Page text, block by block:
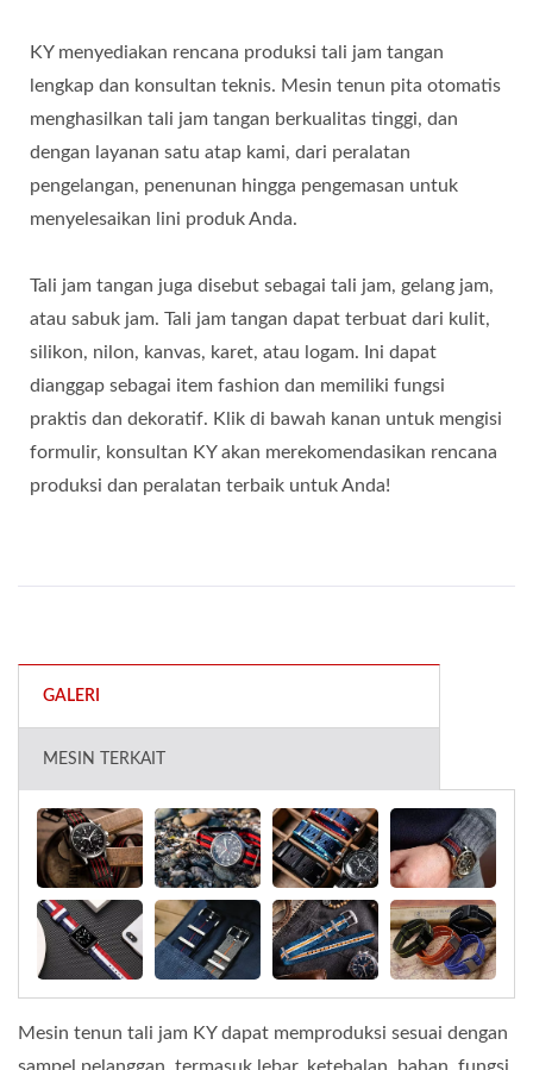
KY menyediakan rencana produksi tali jam tangan
lengkap dan konsultan teknis. Mesin tenun pita otomatis
menghasilkan tali jam tangan berkualitas tinggi, dan
dengan layanan satu atap kami, dari peralatan
pengelangan, penenunan hingga pengemasan untuk
menyelesaikan lini produk Anda.
Tali jam tangan juga disebut sebagai tali jam, gelang jam,
atau sabuk jam. Tali jam tangan dapat terbuat dari kulit,
silikon, nilon, kanvas, karet, atau logam. Ini dapat
dianggap sebagai item fashion dan memiliki fungsi
praktis dan dekoratif. Klik di bawah kanan untuk mengisi
formulir, konsultan KY akan merekomendasikan rencana
produksi dan peralatan terbaik untuk Anda!
GALERI
MESIN TERKAIT
Mesin tenun tali jam KY dapat memproduksi sesuai dengan